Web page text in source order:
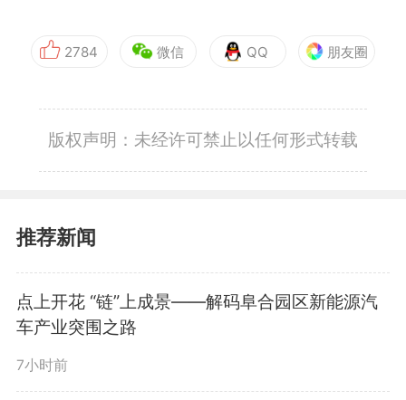
2784 微信 QQ 朋友圈
版权声明：未经许可禁止以任何形式转载
推荐新闻
点上开花 “链”上成景——解码阜合园区新能源汽
车产业突围之路
7小时前